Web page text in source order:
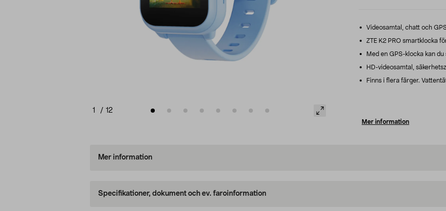
1 / 12
Videosamtal, chatt och
ZTE K2 PRO smartklocka
Med en GPS-klocka kan
HD-videosamtal,
Finns i flera färger.
Mer information
Mer information
Specifikationer, dokument och ev. faroinformation